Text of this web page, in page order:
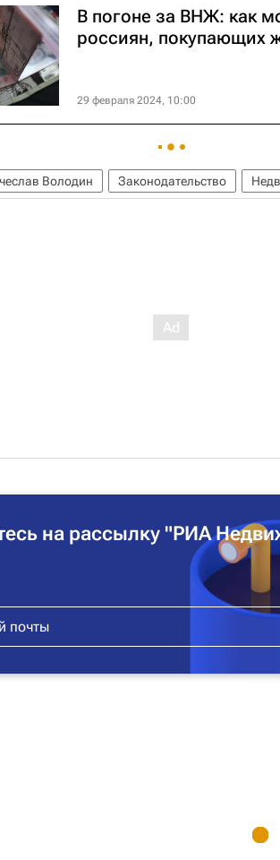
В погоне за ВНЖ: как
россиян, покупающих
29 февраля 2024, 10:00
Володин Законодательство
на рассылку "РИА